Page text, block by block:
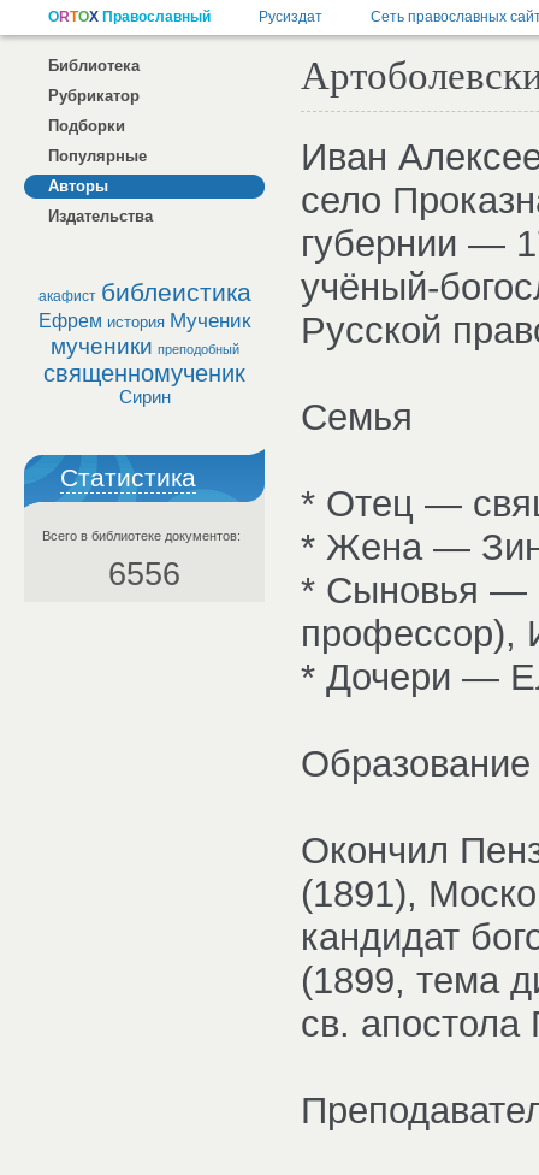
Библиотека
Рубрикатор
Подборки
Популярные
Авторы
Издательства
акафист библеистика
Ефрем история Мученик
мученики преподобный
священномученик
Сирин
Статистика
Всего в библиотеке документов:
6556
Иван
село
губернии —
учёный-
Русской
Семья
* Отец —
* Жена —
* Сыновья —
профессор),
* Дочери —
Образование
Окончил
(1891),
кандидат
(1899, тема
св.